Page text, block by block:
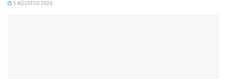
5 AĞUSTOS 2026